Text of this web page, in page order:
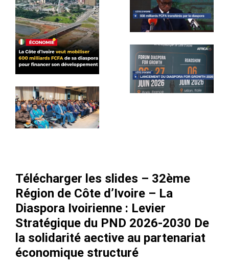
Télécharger les slides – 32ème
Région de Côte d’Ivoire – La
Diaspora Ivoirienne : Levier
Stratégique du PND 2026-2030 De
la solidarité aective au partenariat
économique structuré